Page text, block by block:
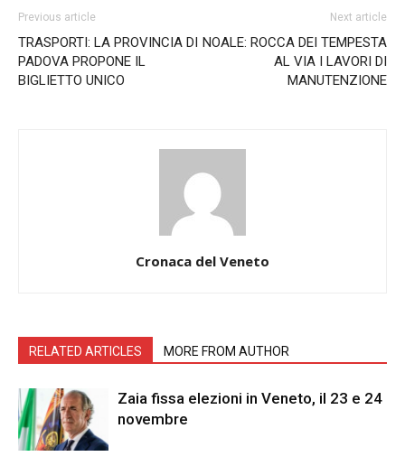
Previous article
TRASPORTI: LA PROVINCIA DI
PADOVA PROPONE IL
BIGLIETTO UNICO
Next article
NOALE: ROCCA DEI TEMPESTA
AL VIA I LAVORI DI
MANUTENZIONE
Cronaca del Veneto
RELATED ARTICLES MORE FROM AUTHOR
Zaia fissa elezioni in Veneto, il 23 e 24
novembre